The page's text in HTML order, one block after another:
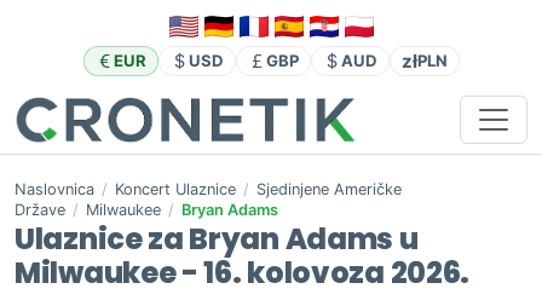
EUR USD GBP AUD złPLN
Naslovnica / Koncert Ulaznice / Sjedinjene Američke
Države / Milwaukee / Bryan Adams
Ulaznice za Bryan Adams u
Milwaukee - 16. kolovoza 2026.